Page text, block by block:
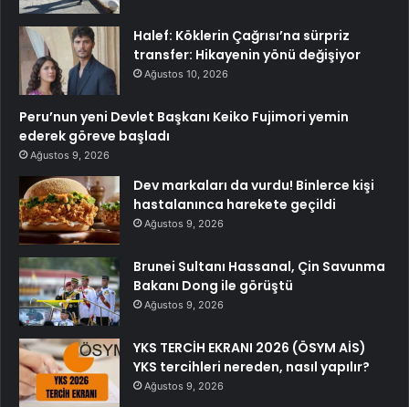
Halef: Köklerin Çağrısı’na sürpriz
transfer: Hikayenin yönü değişiyor
Ağustos 10, 2026
Peru’nun yeni Devlet Başkanı Keiko Fujimori yemin
ederek göreve başladı
Ağustos 9, 2026
Dev markaları da vurdu! Binlerce kişi
hastalanınca harekete geçildi
Ağustos 9, 2026
Brunei Sultanı Hassanal, Çin Savunma
Bakanı Dong ile görüştü
Ağustos 9, 2026
YKS TERCİH EKRANI 2026 (ÖSYM AİS)
YKS tercihleri nereden, nasıl yapılır?
Ağustos 9, 2026